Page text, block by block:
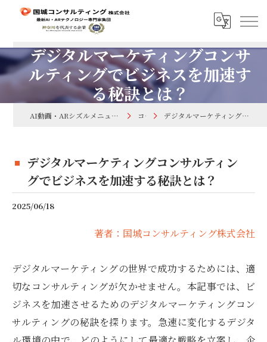
デジタルマーケティングコンサ
ルティングでビジネスを加速す
る秘訣とは？
AI動画・ARシズルメニューで集客するなら国城コンサルティング株式会社 コラム デジタルマーケティングコンサルティングでビジネスを加速する秘訣とは？
デジタルマーケティングコンサルティン
グでビジネスを加速する秘訣とは？
2025/06/18
著者：国城コンサルティング株式会社
デジタルマーケティングの世界で成功するためには、適
切なコンサルティングが欠かせません。本記事では、ビ
ジネスを加速させるためのデジタルマーケティングコン
サルティングの秘訣を探ります。急速に変化するデジタ